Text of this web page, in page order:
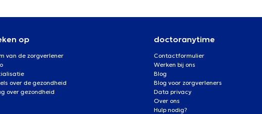
op
van de zorgverlener
over de gezondheid
over gezondheid
doctoranytime
Contactformulier
Werken bij ons
Blog
Blog voor zorgverleners
Data privacy
Over ons
Hulp nodig?